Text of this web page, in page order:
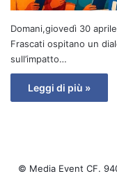
Domani,giovedì 30
Frascati ospitano un
sull’impatto…
Leggi di più »
© Media Event CF.